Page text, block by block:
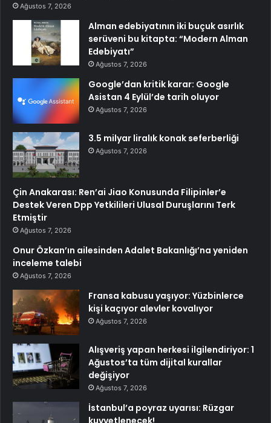
Ağustos 7, 2026
Alman edebiyatının iki buçuk asırlık
serüveni bu kitapta: “Modern Alman
Edebiyatı”
Ağustos 7, 2026
Google’dan kritik karar: Google
Asistan 4 Eylül’de tarih oluyor
Ağustos 7, 2026
3.5 milyar liralık konak seferberliği
Ağustos 7, 2026
Çin Anakarası: Ren’ai Jiao Konusunda Filipinler’e
Destek Veren Dpp Yetkilileri Ulusal Duruşlarını Terk
Etmiştir
Ağustos 7, 2026
Onur Özkan’ın ailesinden Adalet Bakanlığı’na yeniden
inceleme talebi
Ağustos 7, 2026
Fransa kabusu yaşıyor: Yüzbinlerce
kişi kaçıyor alevler kovalıyor
Ağustos 7, 2026
Alışveriş yapan herkesi ilgilendiriyor: 1
Ağustos’ta tüm dijital kurallar
değişiyor
Ağustos 7, 2026
İstanbul’a poyraz uyarısı: Rüzgar
kuvvetlenecek!